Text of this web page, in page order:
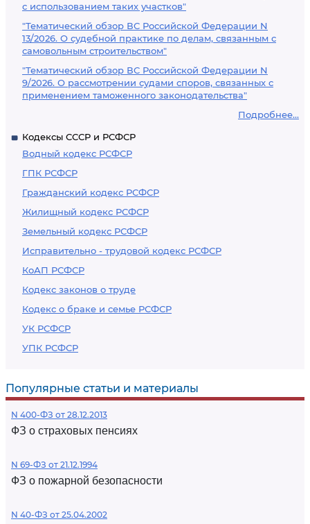
с использованием таких участков"
"Тематический обзор ВС Российской Федерации N
13/2026. О судебной практике по делам, связанным с
самовольным строительством"
"Тематический обзор ВС Российской Федерации N
9/2026. О рассмотрении судами споров, связанных с
применением таможенного законодательства"
Подробнее...
Кодексы СССР и РСФСР
Водный кодекс РСФСР
ГПК РСФСР
Гражданский кодекс РСФСР
Жилищный кодекс РСФСР
Земельный кодекс РСФСР
Исправительно - трудовой кодекс РСФСР
КоАП РСФСР
Кодекс законов о труде
Кодекс о браке и семье РСФСР
УК РСФСР
УПК РСФСР
Популярные статьи и материалы
N 400-ФЗ от 28.12.2013
ФЗ о страховых пенсиях
N 69-ФЗ от 21.12.1994
ФЗ о пожарной безопасности
N 40-ФЗ от 25.04.2002